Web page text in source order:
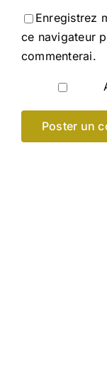
Enregistrez
ce navigateur
commenterai.